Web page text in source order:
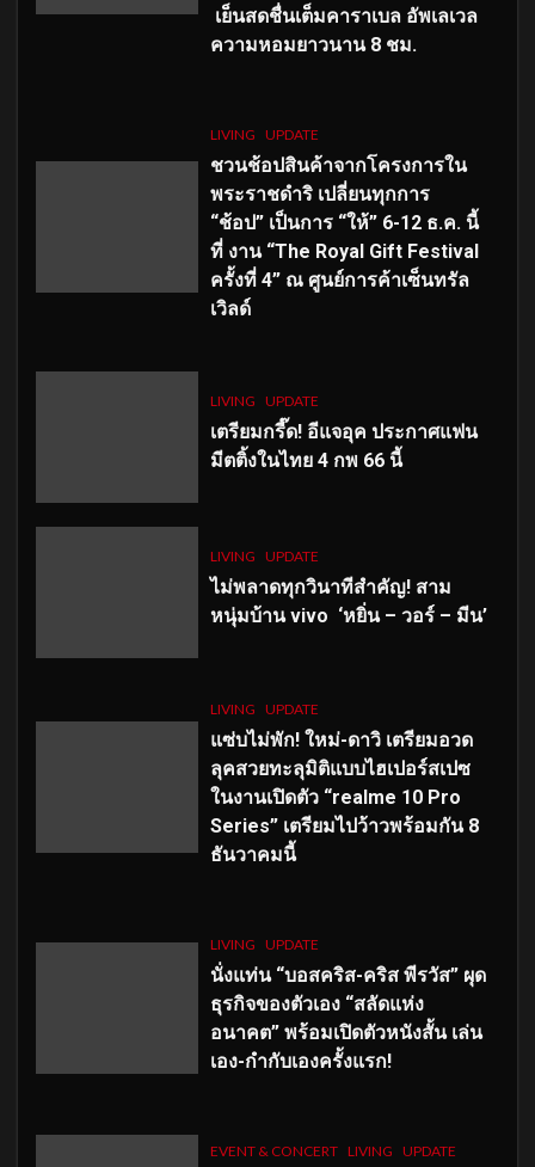
เย็นสดชื่นเต็มคาราเบล อัพเลเวล
ความหอมยาวนาน 8 ชม.
LIVING UPDATE
ชวนช้อปสินค้าจากโครงการใน
พระราชดำริ เปลี่ยนทุกการ
“ช้อป” เป็นการ “ให้” 6-12 ธ.ค. นี้
ที่ งาน “The Royal Gift Festival
ครั้งที่ 4” ณ ศูนย์การค้าเซ็นทรัล
เวิลด์
LIVING UPDATE
เตรียมกรี๊ด! อีแจอุค ประกาศแฟน
มีตติ้งในไทย 4 กพ 66 นี้
LIVING UPDATE
ไม่พลาดทุกวินาทีสำคัญ! สาม
หนุ่มบ้าน vivo ‘หยิ่น – วอร์ – มีน’
LIVING UPDATE
แซ่บไม่พัก! ใหม่-ดาวิ เตรียมอวด
ลุคสวยทะลุมิติแบบไฮเปอร์สเปซ
ในงานเปิดตัว “realme 10 Pro
Series” เตรียมไปว้าวพร้อมกัน 8
ธันวาคมนี้
LIVING UPDATE
นั่งแท่น “บอสคริส-คริส พีรวัส” ผุด
ธุรกิจของตัวเอง “สลัดแห่ง
อนาคต” พร้อมเปิดตัวหนังสั้น เล่น
เอง-กำกับเองครั้งแรก!
EVENT & CONCERT LIVING UPDATE